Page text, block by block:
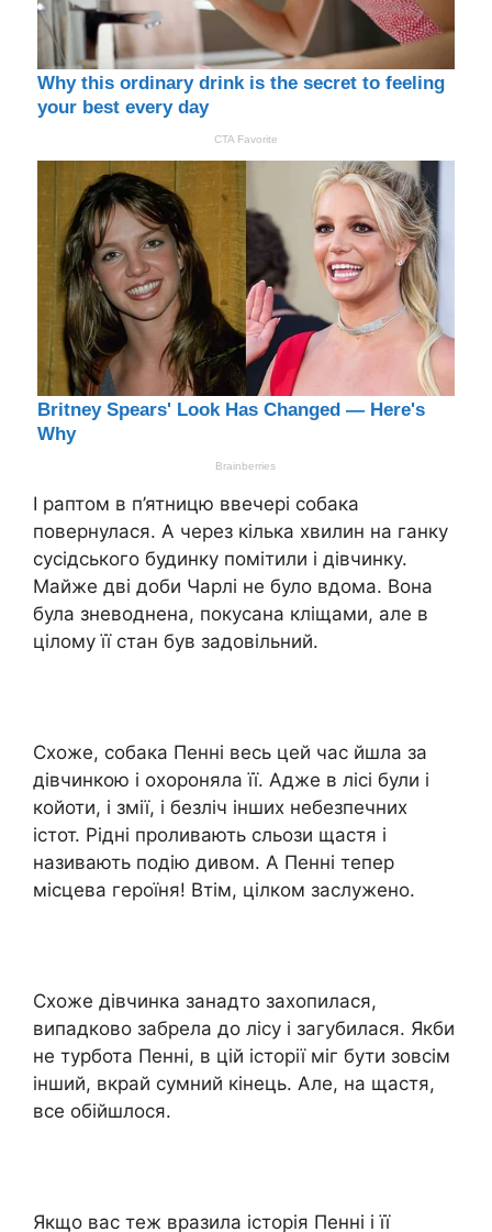
І раптом в п’ятницю ввечері собака
повернулася. А через кілька хвилин на ганку
сусідського будинку помітили і дівчинку.
Майже дві доби Чарлі не було вдома. Вона
була зневоднена, покусана кліщами, але в
цілому її стан був задовільний.
Схоже, собака Пенні весь цей час йшла за
дівчинкою і охороняла її. Адже в лісі були і
койоти, і змії, і безліч інших небезпечних
істот. Рідні проливають сльози щастя і
називають подію дивом. А Пенні тепер
місцева героїня! Втім, цілком заслужено.
Схоже дівчинка занадто захопилася,
випадково забрела до лісу і загубилася. Якби
не турбота Пенні, в цій історії міг бути зовсім
інший, вкрай сумний кінець. Але, на щастя,
все обійшлося.
Якщо вас теж вразила історія Пенні і її